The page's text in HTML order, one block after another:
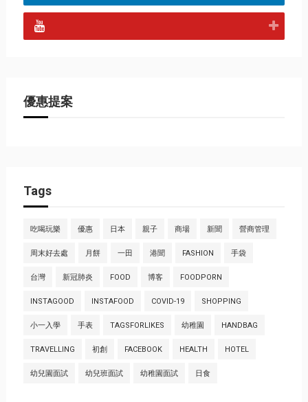
優惠提案
Tags
吃喝玩樂 優惠 日本 親子 商場 新聞 營商管理
周末好去處 月餅 一田 港聞 FASHION 手袋
台灣 新冠肺炎 FOOD 博客 FOODPORN
INSTAGOOD INSTAFOOD COVID-19 SHOPPING
小一入學 手表 TAGSFORLIKES 幼稚園 HANDBAG
TRAVELLING 初創 FACEBOOK HEALTH HOTEL
幼兒園面試 幼兒班面試 幼稚園面試 日食